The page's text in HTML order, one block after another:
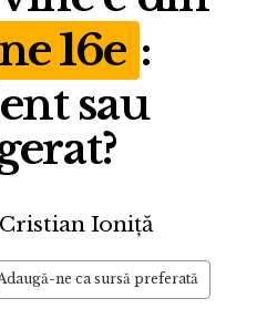
16e :
sau
Ioniță
ne ca sursă preferată